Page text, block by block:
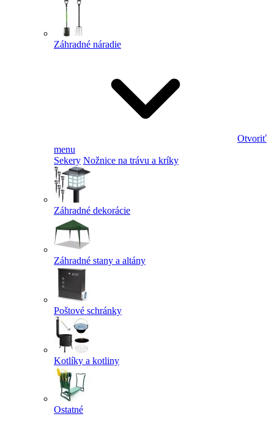
Záhradné náradie
Otvoriť
menu
Sekery Nožnice na trávu a kríky
Záhradné dekorácie
Záhradné stany a altány
Poštové schránky
Kotlíky a kotliny
Ostatné